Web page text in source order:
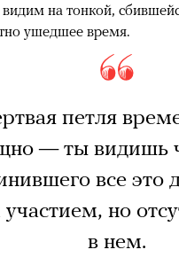
на тонкой,
ушедшее время.
петля
— ты видишь
все это
но
в нем.